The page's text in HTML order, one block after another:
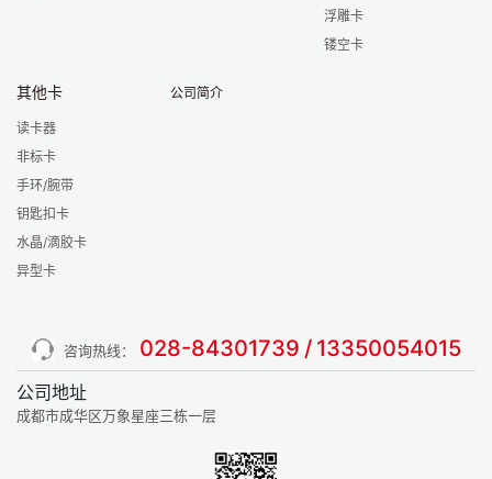
浮雕卡
镂空卡
其他卡
读卡器
非标卡
手环/腕带
钥匙扣卡
水晶/滴胶卡
异型卡
公司简介
咨询热线： 028-84301739 / 13350054015
公司地址
成都市成华区万象星座三栋一层